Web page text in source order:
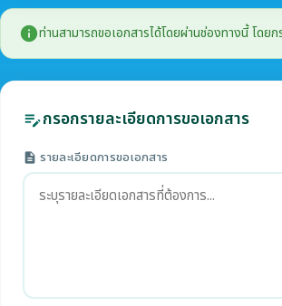
infoท่านสามารถขอเอกสารได้โดยผ่านช่องทางนี้ โดย
edit_noteกรอกรายละเอียดการขอเอกสาร
description รายละเอียดการขอเอกสาร